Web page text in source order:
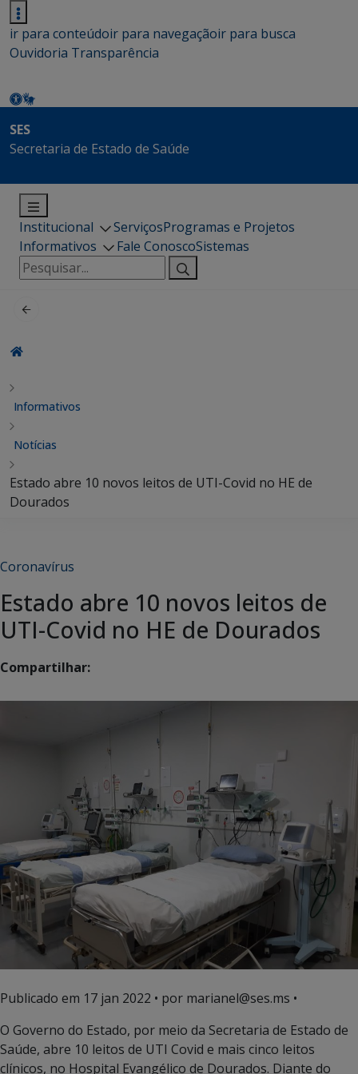
ir para conteúdoir para navegaçãoir para busca
Ouvidoria Transparência
SES
Secretaria de Estado de Saúde
Institucional ServiçosProgramas e Projetos
Informativos
Fale ConoscoSistemas
Pesquisar
por:
Informativos
Notícias
Estado abre 10 novos leitos de UTI-Covid no HE de
Dourados
Coronavírus
Estado abre 10 novos leitos de
UTI-Covid no HE de Dourados
Compartilhar:
Publicado em 17 jan 2022 • por marianel@ses.ms •
O Governo do Estado, por meio da Secretaria de Estado de
Saúde, abre 10 leitos de UTI Covid e mais cinco leitos
clínicos, no Hospital Evangélico de Dourados. Diante do